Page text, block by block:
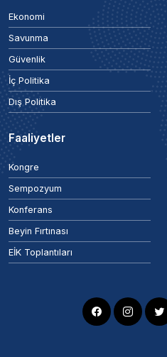
Ekonomi
Savunma
Güvenlik
İç Politika
Dış Politika
Faaliyetler
Kongre
Sempozyum
Konferans
Beyin Fırtınası
EİK Toplantıları